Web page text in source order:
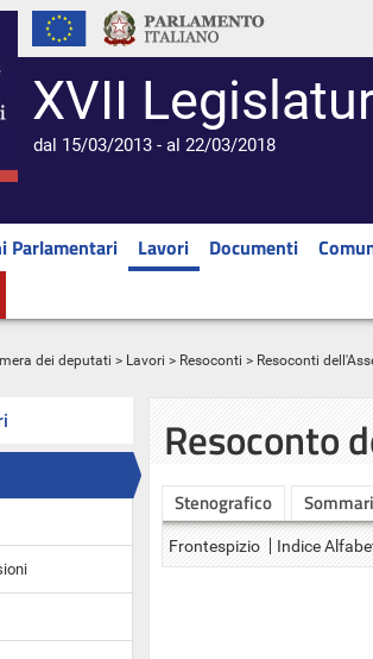
XVII
dal 15/03/2013 - al 22/03/2018
Parlamentari Lavori Documenti
dei deputati > Lavori > Resoconti > Resoconti
Resoconto
Stenografico
Frontespizio Indice